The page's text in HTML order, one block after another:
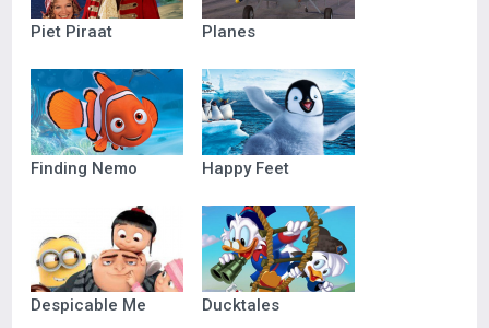
Piet Piraat Planes
Finding Nemo Happy Feet
Despicable Me Ducktales